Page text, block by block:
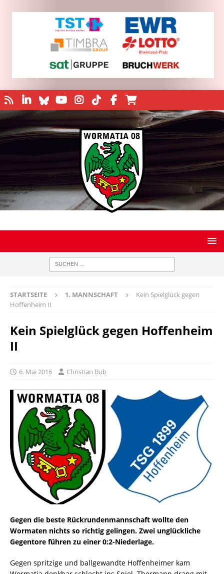
STARTSEITE 1. MANNSCHAFT
Kein Spielglück gegen
Hoffenheim II
Kein Spielglück gegen Hoffenheim
II
6. Mai 2016 Christian Bub
Gegen die beste Rückrundenmannschaft wollte den
Wormaten nichts so richtig gelingen. Zwei unglückliche
Gegentore führen zu einer 0:2-Niederlage.
Gegen spritzige und ballgewandte Hoffenheimer kam